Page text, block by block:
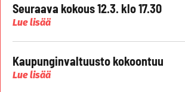
Seuraava kokous 12.3. klo 17.30
Lue lisää
Kaupunginvaltuusto kokoontuu
Lue lisää